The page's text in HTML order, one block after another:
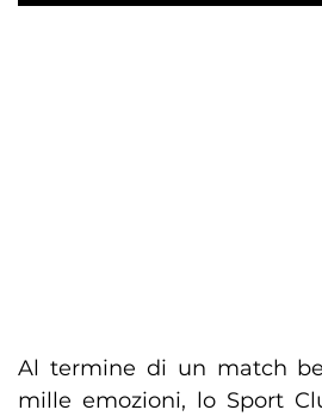
Al termine di un match
mille emozioni, lo Sport